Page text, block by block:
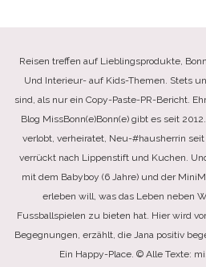
Reisen treffen auf Lieblingsprodukte,
Und Interieur- auf Kids-Themen. Stets
sind, als nur ein Copy-Paste-PR-Bericht.
Blog MissBonn(e)Bonn(e) gibt es seit
verlobt, verheiratet, Neu-#hausherrin
verrückt nach Lippenstift und Kuchen.
mit dem Babyboy (6 Jahre) und der
erleben will, was das Leben neben
Fussballspielen zu bieten hat. Hier wird
Begegnungen, erzählt, die Jana positiv
Ein Happy-Place. © Alle Texte: